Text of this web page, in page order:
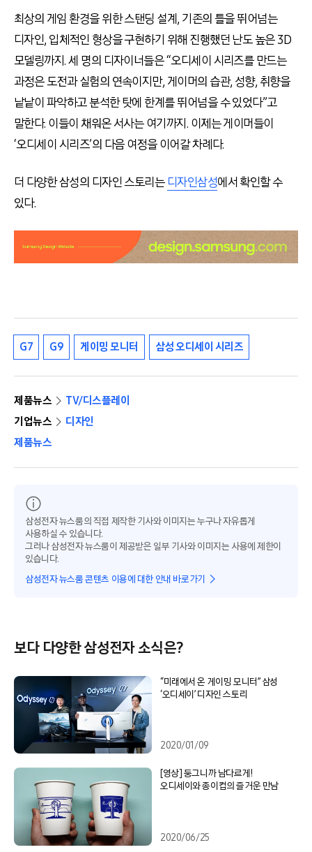
최상의 게임 환경을 위한 스탠딩 설계, 기존의 틀을 뛰어넘는
디자인, 입체적인 형상을 구현하기 위해 진행했던 난도 높은 3D
모델링까지. 세 명의 디자이너들은 “오디세이 시리즈를 만드는
과정은 도전과 실험의 연속이지만, 게이머의 습관, 성향, 취향을
낱낱이 파악하고 분석한 탓에 한계를 뛰어넘을 수 있었다”고
말한다. 이들이 채워온 서사는 여기까지. 이제는 게이머들이
‘오디세이 시리즈’의 다음 여정을 이어갈 차례다.
더 다양한 삼성의 디자인 스토리는 디자인삼성에서 확인할 수
있다.
G7 G9 게이밍 모니터 삼성 오디세이 시리즈
제품뉴스
TV/디스플레이
기업뉴스
디자인
제품뉴스
삼성전자 뉴스룸의 직접 제작한 기사와 이미지는 누구나 자유롭게
사용하실 수 있습니다.
그러나 삼성전자 뉴스룸이 제공받은 일부 기사와 이미지는 사용에 제한이
있습니다.
삼성전자 뉴스룸 콘텐츠 이용에 대한 안내 바로가기
보다 다양한 삼성전자 소식은?
“미래에서 온 게이밍 모니터” 삼성
‘오디세이’ 디자인 스토리
2020/01/09
[영상] 둥그니까 남다르게!
오디세이와 종이컵의 즐거운 만남
2020/06/25